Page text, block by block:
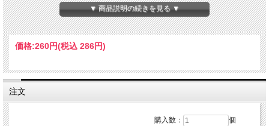
安全荷重 5kg
注意 額縁用品のみでご注文の場合は送料が別途掛かりま
▼ 商品説明の続きを見る ▼
価格:260円(税込 286円)
注文
購入数： 個